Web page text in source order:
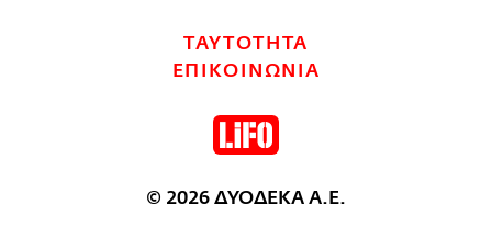
ΤΑΥΤΟΤΗΤΑ
ΕΠΙΚΟΙΝΩΝΙΑ
© 2026 ΔΥΟΔΕΚΑ Α.Ε.